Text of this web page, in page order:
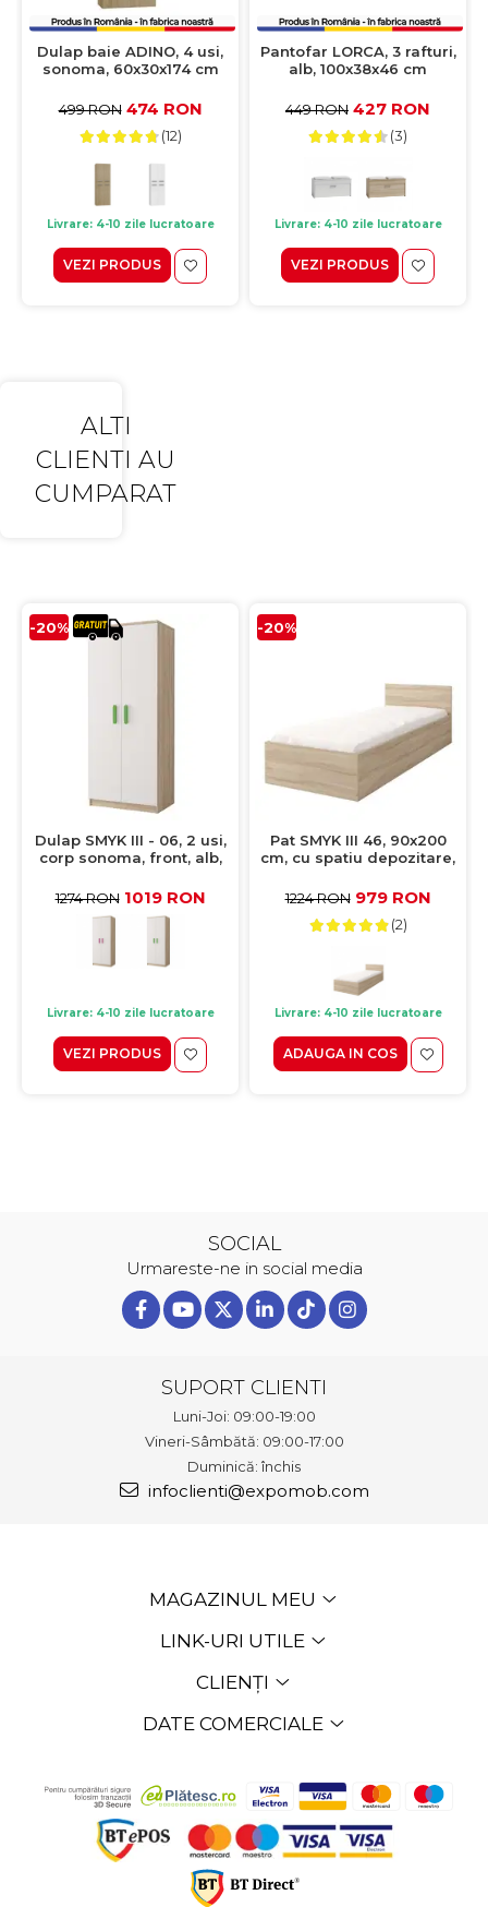
Dulap baie ADINO, 4 usi,
sonoma, 60x30x174 cm
499 RON 474 RON
(12)
Livrare: 4-10 zile lucratoare
VEZI PRODUS
Pantofar LORCA, 3 rafturi,
alb, 100x38x46 cm
449 RON 427 RON
(3)
Livrare: 4-10 zile lucratoare
VEZI PRODUS
ALTI
CLIENTI AU
CUMPARAT
-20%
Dulap SMYK III - 06, 2 usi,
corp sonoma, front, alb,
1274 RON 1019 RON
Livrare: 4-10 zile lucratoare
VEZI PRODUS
-20%
Pat SMYK III 46, 90x200
cm, cu spatiu depozitare,
1224 RON 979 RON
(2)
Livrare: 4-10 zile lucratoare
ADAUGA IN COS
SOCIAL
Urmareste-ne in social media
SUPORT CLIENTI
Luni-Joi: 09:00-19:00
Vineri-Sâmbătă: 09:00-17:00
Duminică: închis
infoclienti@expomob.com
MAGAZINUL MEU
LINK-URI UTILE
CLIENȚI
DATE COMERCIALE